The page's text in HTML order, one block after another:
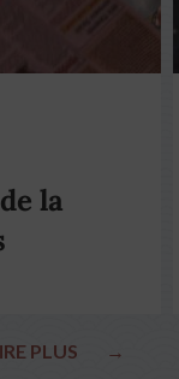
la
PLUS →